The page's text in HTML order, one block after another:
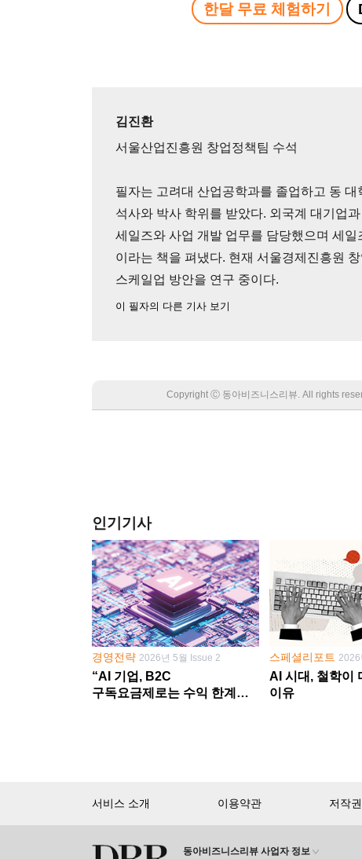
한달 무료 체험하기
김진환
서울산업진흥원 창업정책팀 수석
필자는 고려대 산업공학과를 졸업하고 동
석사와 박사 학위를 받았다. 외국계 대기업
세일즈와 사업 개발 업무를 담당했으며 세일
이라는 책을 펴냈다. 현재 서울경제진흥원
스케일업 방안을 연구 중이다.
이 필자의 다른 기사 보기
Copyright Ⓒ 동아비즈니스리뷰. All rights
인기기사
경영전략 2026년 5월 Issue 2
“AI 기업, B2C
구독요금제로는 수익 한계
스페셜리포트2026
AI 시대, 철학이
이유
서비스 소개 이용약관 저작
동아비즈니스리뷰 사업자 정보